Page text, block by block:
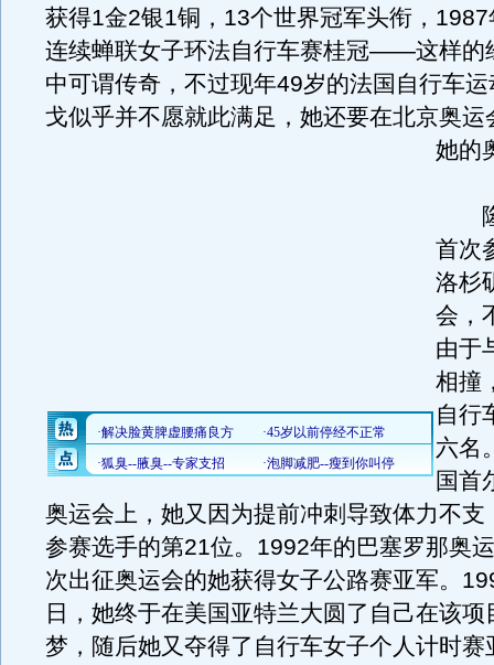
获得1金2银1铜，13个世界冠军头衔，
连续蝉联女子环法自行车赛桂冠——这样的
中可谓传奇，不过现年49岁的法国自行车运
戈似乎并不愿就此满足，她还要在北京奥运
她的
隆
首次
洛杉
会，
由于
相撞
自行
六名
国首
奥运会上，她又因为提前冲刺导致体力不支
参赛选手的第21位。1992年的巴塞罗那奥
次出征奥运会的她获得女子公路赛亚军。
日，她终于在美国亚特兰大圆了自己在该项
梦，随后她又夺得了自行车女子个人计时赛